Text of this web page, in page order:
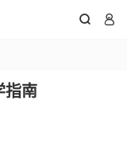
 
指南